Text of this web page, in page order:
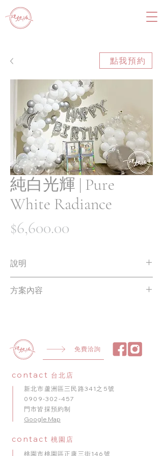
純白光輝 | Pure
White Radiance
$6,600.00
說明
NT$6600起 | 商品最終價格將依實際製作
方案內容
BABY 盒 ( 含氣球 )
點我預約
免費洽詢
contact 台北店
新北市蘆洲區三民路341之5號
0909-302-457
門市皆採預約制
​Google Map
contact 桃園店
桃園市桃園區正康三街146號